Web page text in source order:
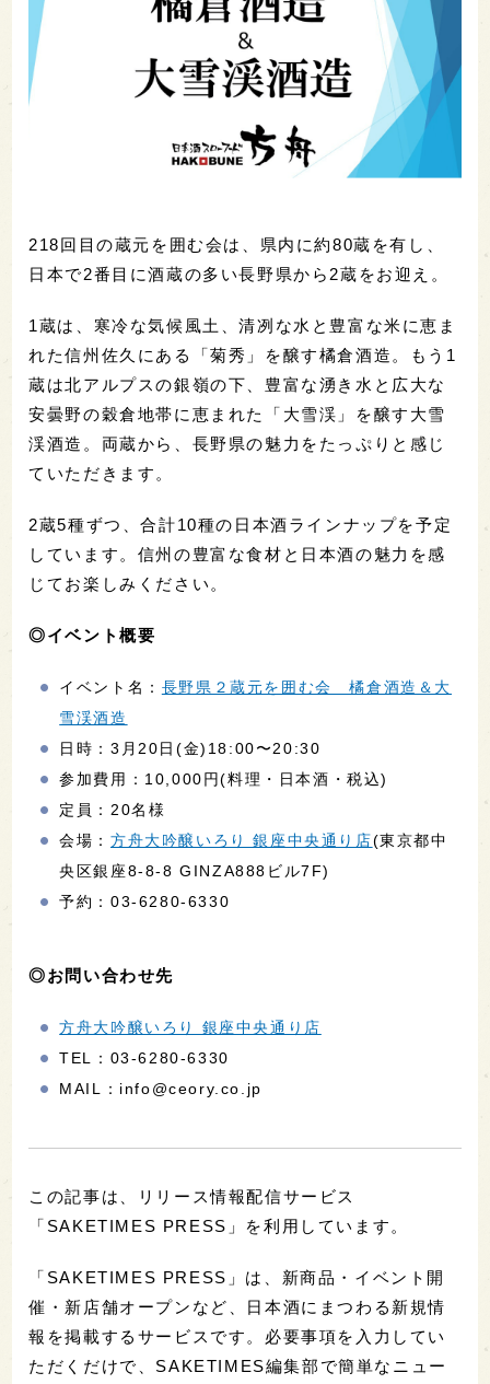
218回目の蔵元を囲む会は、県内に約80蔵を有し、
日本で2番目に酒蔵の多い長野県から2蔵をお迎え。
1蔵は、寒冷な気候風土、清冽な水と豊富な米に恵ま
れた信州佐久にある「菊秀」を醸す橘倉酒造。もう1
蔵は北アルプスの銀嶺の下、豊富な湧き水と広大な
安曇野の穀倉地帯に恵まれた「大雪渓」を醸す大雪
渓酒造。両蔵から、長野県の魅力をたっぷりと感じ
ていただきます。
2蔵5種ずつ、合計10種の日本酒ラインナップを予定
しています。信州の豊富な食材と日本酒の魅力を感
じてお楽しみください。
◎イベント概要
イベント名： 長野県２蔵元を囲む会 橘倉酒造＆大
雪渓酒造
日時：3月20日(金)18:00〜20:30
参加費用：10,000円(料理・日本酒・税込)
定員：20名様
会場：方舟大吟醸いろり 銀座中央通り店(東京都中
央区銀座8-8-8 GINZA888ビル7F)
予約：03-6280-6330
◎お問い合わせ先
方舟大吟醸いろり 銀座中央通り店
TEL：03-6280-6330
MAIL：info@ceory.co.jp
この記事は、リリース情報配信サービス
「SAKETIMES PRESS」を利用しています。
「SAKETIMES PRESS」は、新商品・イベント開
催・新店舗オープンなど、日本酒にまつわる新規情
報を掲載するサービスです。必要事項を入力してい
ただくだけで、SAKETIMES編集部で簡単なニュー